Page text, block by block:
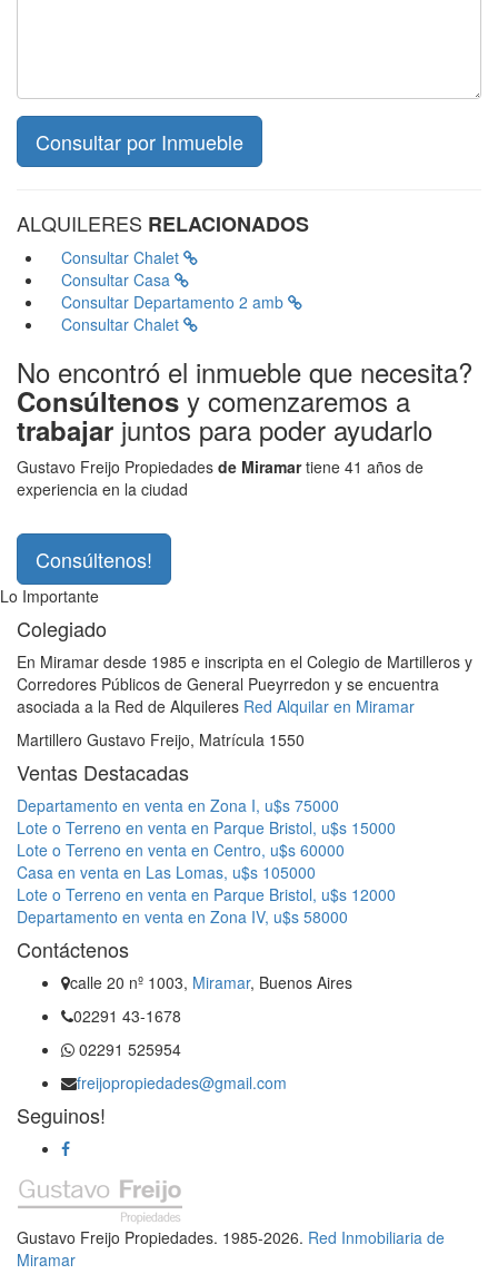
ALQUILERES RELACIONADOS
Consultar Chalet
Consultar Casa
Consultar Departamento 2 amb
Consultar Chalet
No encontró el inmueble que necesita?
Consúltenos y comenzaremos a
trabajar juntos para poder ayudarlo
Gustavo Freijo Propiedades de Miramartiene 41 años de
experiencia en la ciudad
Consúltenos!
Lo Importante
Colegiado
En Miramar desde 1985 e inscripta en el Colegio de Martilleros y
Corredores Públicos de General Pueyrredon y se encuentra
asociada a la Red de Alquileres Red Alquilar en Miramar
Martillero Gustavo Freijo, Matrícula 1550
Ventas Destacadas
Departamento en venta en Zona I, u$s 75000
Lote o Terreno en venta en Parque Bristol, u$s 15000
Lote o Terreno en venta en Centro, u$s 60000
Casa en venta en Las Lomas, u$s 105000
Lote o Terreno en venta en Parque Bristol, u$s 12000
Departamento en venta en Zona IV, u$s 58000
Contáctenos
calle 20 nº 1003, Miramar, Buenos Aires
02291 43-1678
02291 525954
freijopropiedades@gmail.com
Seguinos!
Gustavo Freijo Propiedades. 1985-2026. Red Inmobiliaria de
Miramar